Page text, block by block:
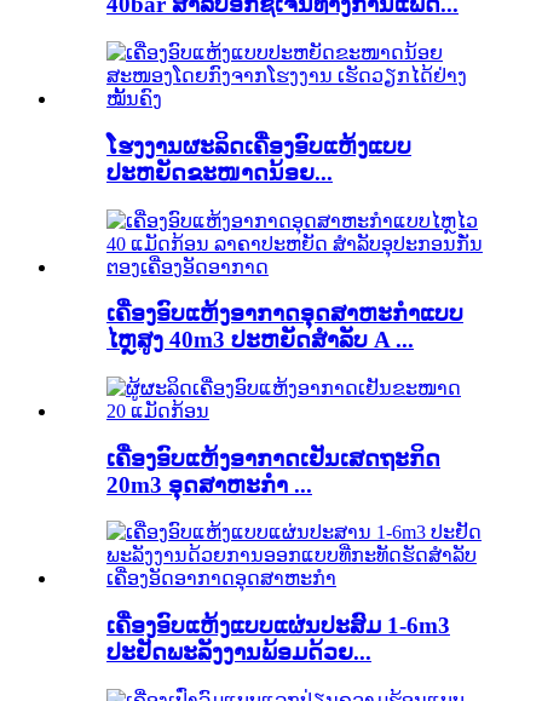
ໂຮງງານຜະລິດເຄື່ອງອົບແຫ້ງແບບ
ປະຫຍັດຂະໜາດນ້ອຍ...
ເຄື່ອງອົບແຫ້ງອາກາດອຸດສາຫະກໍາແບບ
ໄຫຼສູງ 40m3 ປະຫຍັດສໍາລັບ A ...
ເຄື່ອງອົບແຫ້ງອາກາດເຢັນເສດຖະກິດ
20m3 ອຸດສາຫະກໍາ ...
ເຄື່ອງອົບແຫ້ງແບບແຜ່ນປະສົມ 1-6m3
ປະຢັດພະລັງງານພ້ອມດ້ວຍ...